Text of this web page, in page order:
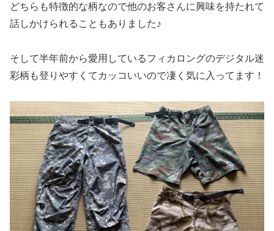
どちらも特徴的な柄なので他のお客さんに興味を持たれて
話しかけられることもありました♪
そして半年前から愛用しているフィカロングのデジタル迷
彩柄も登りやすくてカッコいいので凄く気に入ってます！